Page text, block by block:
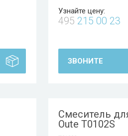
Узнайте цену:
495 215 00 23
ЗВОНИТЕ
Смеситель
Oute T0102S